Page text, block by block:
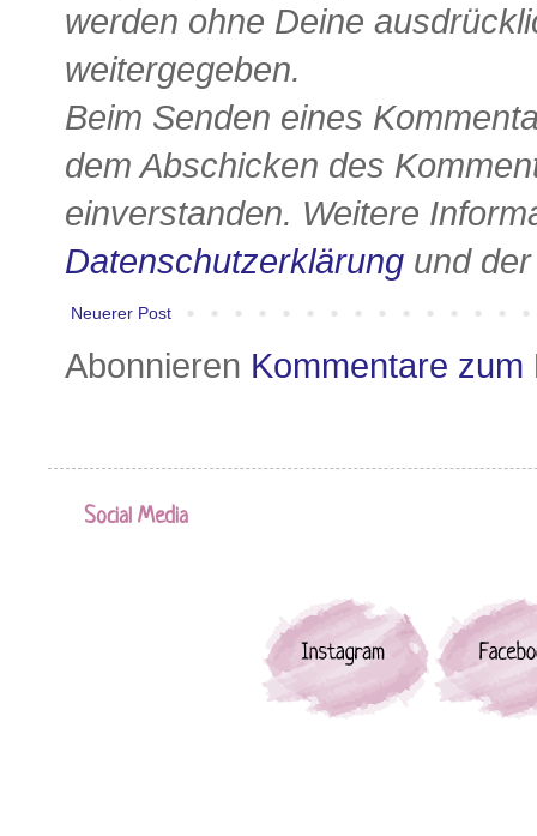
werden ohne Deine
weitergegeben.
Beim Senden eines
dem Abschicken des
einverstanden. Weitere
Datenschutzerklärung und
Neuerer Post
Abonnieren Kommentare zum
Social Media